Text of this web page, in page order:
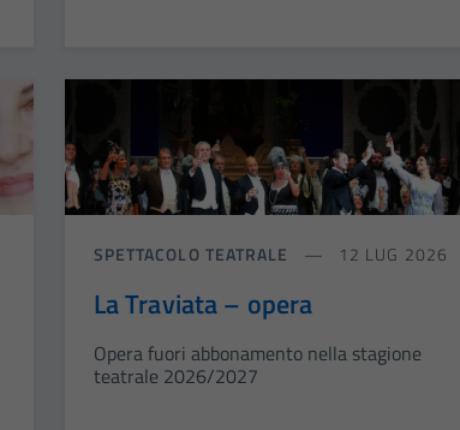
SPETTACOLO TEATRALE 12 LUG 2026
La Traviata – opera
Opera fuori abbonamento nella stagione
teatrale 2026/2027